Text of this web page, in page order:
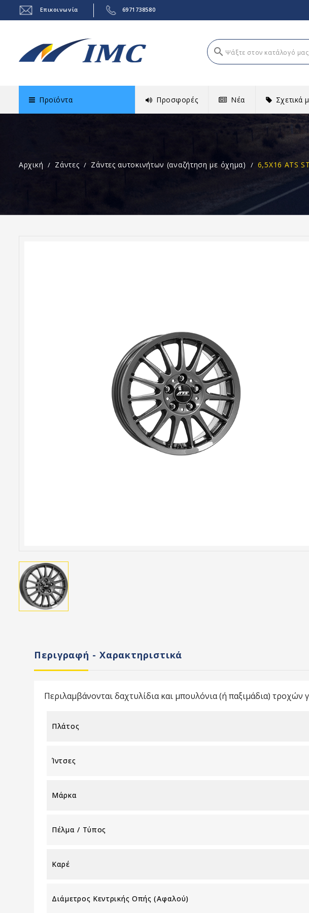
Επικοινωνία 6971738580
search
Προϊόντα Προσφορές Νέα Σχετικά
Αρχική Ζάντες Ζάντες αυτοκινήτων (αναζήτηση με όχημα) 6,5X16 ATS
Περιγραφή - Χαρακτηριστικά
Περιλαμβάνονται δαχτυλίδια και μπουλόνια (ή παξιμάδια) τροχών
Πλάτος
Ίντσες
Μάρκα
Πέλμα / Τύπος
Καρέ
Διάμετρος Κεντρικής Οπής (αφαλού)